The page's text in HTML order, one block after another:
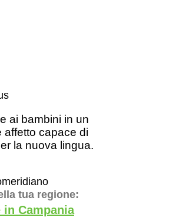
ai bambini in un
affetto capace di
la nuova lingua.
tua regione:
Campania